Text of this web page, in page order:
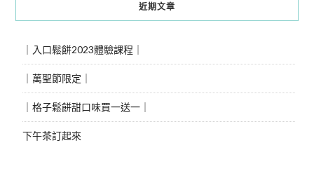
近期文章
｜入口鬆餅2023體驗課程｜
｜萬聖節限定｜
｜格子鬆餅甜口味買一送一｜
下午茶訂起來